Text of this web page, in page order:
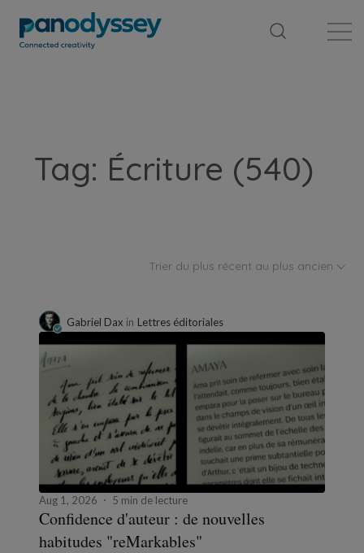
Tag: Écriture (540)
Trier du plus récent au plus ancien
Gabriel Dax in Lettres éditoriales
Aug 1, 2026 5 min de lecture
Confidence d'auteur : de nouvelles
habitudes "reMarkables"